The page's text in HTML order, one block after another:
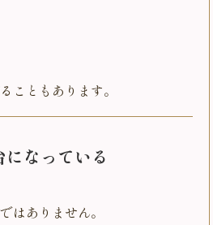
こともあります。
なっている
はありません。